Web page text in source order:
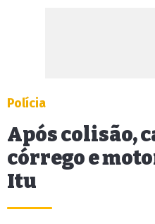
Polícia
Após colisão,
córrego e
Itu